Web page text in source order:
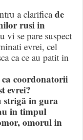
a clarificade
rusi in
vi se pare suspect
evrei, cel
ca ce au patit in
ca coordonatorii
evrei?
strigă in gura
in timpul
omorul in